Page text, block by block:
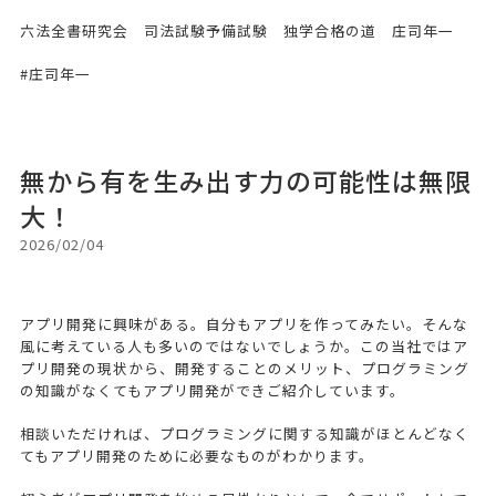
六法全書研究会 司法試験予備試験 独学合格の道 庄司年一
#庄司年一
無から有を生み出す力の可能性は無限
大！
2026/02/04
アプリ開発に興味がある。自分もアプリを作ってみたい。そんな
風に考えている人も多いのではないでしょうか。この当社ではア
プリ開発の現状から、開発することのメリット、プログラミング
の知識がなくてもアプリ開発ができご紹介しています。
相談いただければ、プログラミングに関する知識がほとんどなく
てもアプリ開発のために必要なものがわかります。